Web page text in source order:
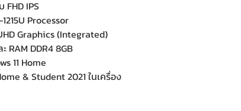
FHD IPS
Processor
Graphics (Integrated)
RAM DDR4 8GB
11 Home
& Student 2021 ในเครื่อง